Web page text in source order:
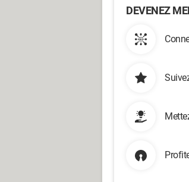
DEVENEZ